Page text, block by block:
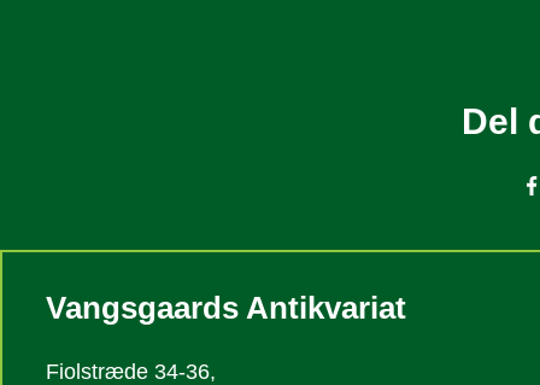
Del
Vangsgaards Antikvariat
Fiolstræde 34-36,